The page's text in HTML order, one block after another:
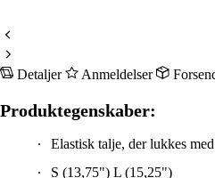
Detaljer Anmeldelser
Produktegenskaber:
Elastisk talje, der lukkes
S (13,75") L (15,25")